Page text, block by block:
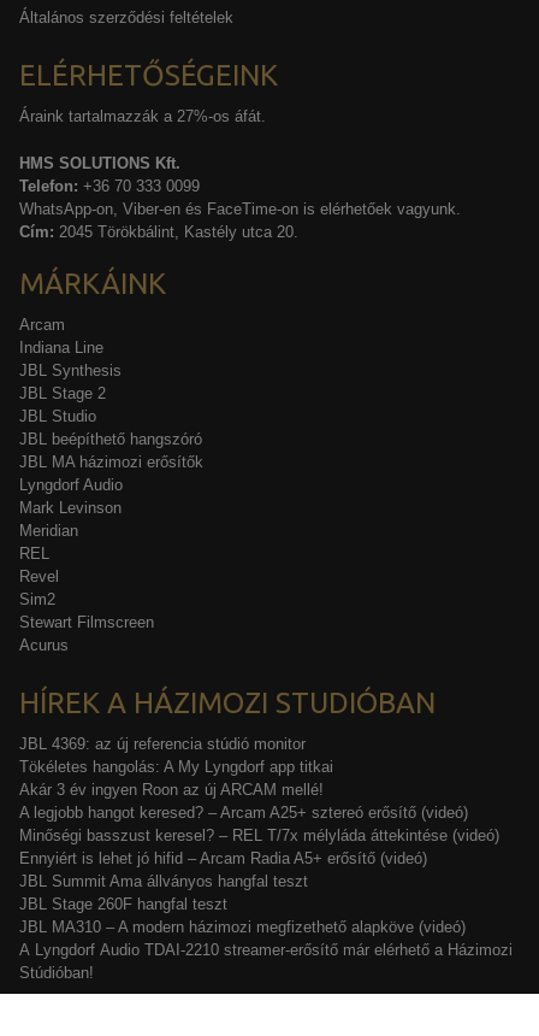
Általános szerződési feltételek
ELÉRHETŐSÉGEINK
Áraink tartalmazzák a 27%-os áfát.
HMS SOLUTIONS Kft.
Telefon: +36 70 333 0099
WhatsApp-on, Viber-en és FaceTime-on is elérhetőek vagyunk.
Cím: 2045 Törökbálint, Kastély utca 20.
MÁRKÁINK
Arcam
Indiana Line
JBL Synthesis
JBL Stage 2
JBL Studio
JBL beépíthető hangszóró
JBL MA házimozi erősítők
Lyngdorf Audio
Mark Levinson
Meridian
REL
Revel
Sim2
Stewart Filmscreen
Acurus
HÍREK A HÁZIMOZI STUDIÓBAN
JBL 4369: az új referencia stúdió monitor
Tökéletes hangolás: A My Lyngdorf app titkai
Akár 3 év ingyen Roon az új ARCAM mellé!
A legjobb hangot keresed? – Arcam A25+ sztereó erősítő (videó)
Minőségi basszust keresel? – REL T/7x mélyláda áttekintése (videó)
Ennyiért is lehet jó hifid – Arcam Radia A5+ erősítő (videó)
JBL Summit Ama állványos hangfal teszt
JBL Stage 260F hangfal teszt
JBL MA310 – A modern házimozi megfizethető alapköve (videó)
A Lyngdorf Audio TDAI-2210 streamer-erősítő már elérhető a Házimozi
Stúdióban!